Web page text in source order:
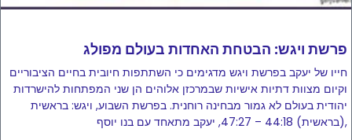
פרשת ויגש: הבטחת האחדות בעולם מפולג
חייו של יעקב בפרשת ויגש מדגימים כי השתתפות חיובית בחיים הציבוריים
וקיום מצוות דתיות אישיות שבמרכזן אלוהים הן שני המפתחות להישרדות
יהודית בעולם לא גמור מבחינה רוחנית. בפרשת השבוע, ויגש: בראשית
(בראשית) 44:18 – 47:27, יעקב מתאחד עם בנו יוסף,